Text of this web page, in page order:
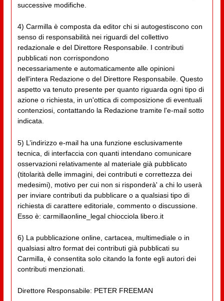
successive modifiche.
4) Carmilla è composta da editor chi si autogestiscono con
senso di responsabilità nei riguardi del collettivo
redazionale e del Direttore Responsabile. I contributi
pubblicati non corrispondono
necessariamente e automaticamente alle opinioni
dell'intera Redazione o del Direttore Responsabile. Questo
aspetto va tenuto presente per quanto riguarda ogni tipo di
azione o richiesta, in un'ottica di composizione di eventuali
contenziosi, contattando la Redazione tramite l'e-mail sotto
indicata.
5) L’indirizzo e-mail ha una funzione esclusivamente
tecnica, di interfaccia con quanti intendano comunicare
osservazioni relativamente al materiale già pubblicato
(titolarità delle immagini, dei contributi e correttezza dei
medesimi), motivo per cui non si risponderà' a chi lo userà
per inviare contributi da pubblicare o a qualsiasi tipo di
richiesta di carattere editoriale, commento o discussione.
Esso è: carmillaonline_legal chiocciola libero.it
6) La pubblicazione online, cartacea, multimediale o in
qualsiasi altro format dei contributi già pubblicati su
Carmilla, è consentita solo citando la fonte egli autori dei
contributi menzionati.
Direttore Responsabile: PETER FREEMAN